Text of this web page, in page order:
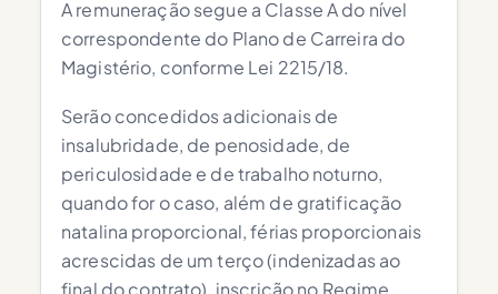
A remuneração segue a Classe A do nível
correspondente do Plano de Carreira do
Magistério, conforme Lei 2215/18.
Serão concedidos adicionais de
insalubridade, de penosidade, de
periculosidade e de trabalho noturno,
quando for o caso, além de gratificação
natalina proporcional, férias proporcionais
acrescidas de um terço (indenizadas ao
final do contrato), inscrição no Regime